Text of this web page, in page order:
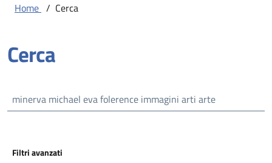
Home / Cerca
Cerca
Filtri avanzati